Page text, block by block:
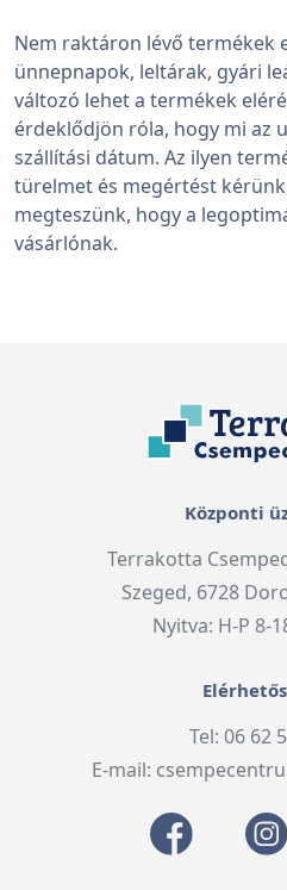
Nem raktáron lévő termékek
ünnepnapok, leltárak, gyári
változó lehet a termékek
érdeklődjön róla, hogy mi az
szállítási dátum. Az ilyen
türelmet és megértést
megteszünk, hogy a
vásárlónak.
Központi
Terrakotta
Szeged, 6728
Nyitva: H-P 8-
Tel: 06 62
E-mail: